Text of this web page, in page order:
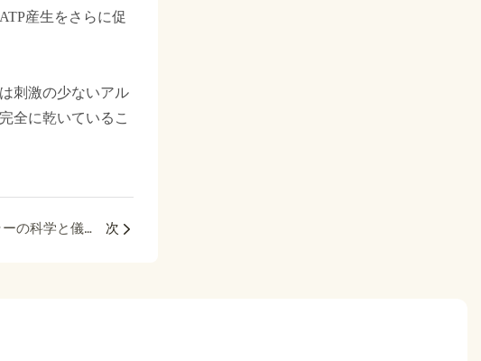
産生をさらに促
刺激の少ないアル
全に乾いているこ
ホリスティックな肌変革：両面翡翠ローラーの科学と儀式 次